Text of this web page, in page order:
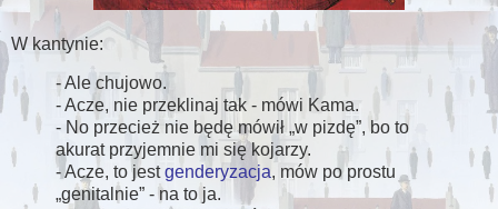
W kantynie:
- Ale chujowo.
- Acze, nie przeklinaj tak - mówi Kama.
- No przecież nie będę mówił w pizdę , bo to
akurat przyjemnie mi się kojarzy.
- Acze, to jestgenderyzacja, mów po prostu
genitalnie - na to ja.